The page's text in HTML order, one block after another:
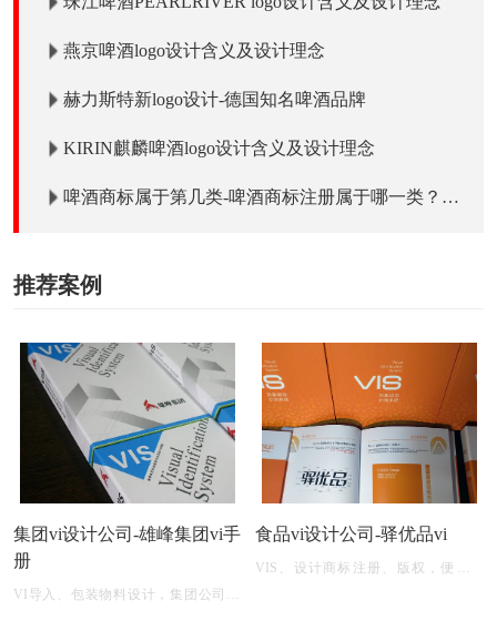
燕京啤酒logo设计含义及设计理念
赫力斯特新logo设计-德国知名啤酒品牌
KIRIN麒麟啤酒logo设计含义及设计理念
啤酒商标属于第几类-啤酒商标注册属于哪一类？
推荐案例
集团vi设计公司-雄峰集团vi手
册
VI导入、包装物料设计，集团公司vis
食品vi设计公司-驿优品vi
VIS、设计商标注册、版权，便利店